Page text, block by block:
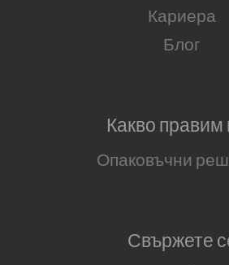
Кариера
Блог
Какво правим
Опаковъчни
Свържете